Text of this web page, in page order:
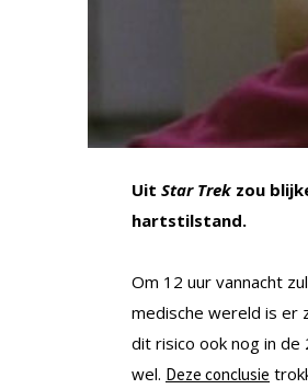
Uit Star Trek zou
hartstilstand.
Om 12 uur vannacht
medische wereld is er
dit risico ook nog in de
wel. Deze conclusie